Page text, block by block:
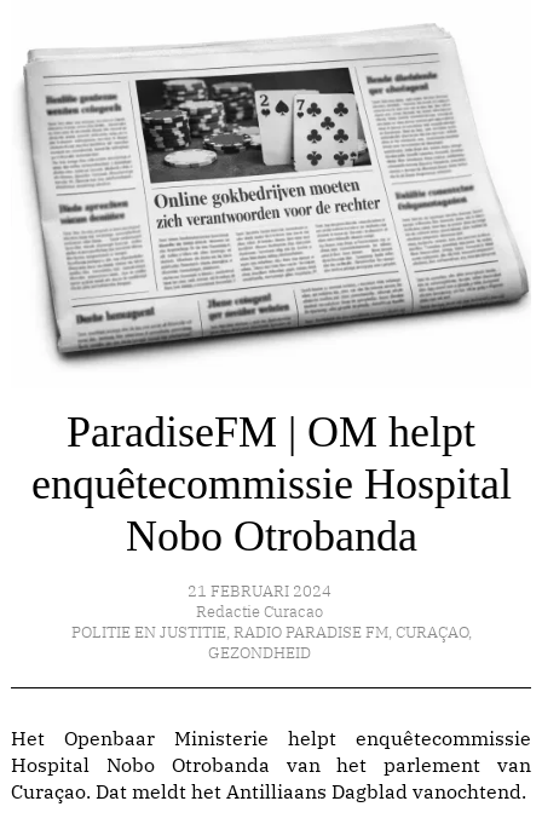
ParadiseFM | OM helpt
enquêtecommissie Hospital
Nobo Otrobanda
21 FEBRUARI 2024
Redactie Curacao
POLITIE EN JUSTITIE, RADIO PARADISE FM, CURAÇAO,
GEZONDHEID
Het Openbaar Ministerie helpt enquêtecommissie
Hospital Nobo Otrobanda van het parlement van
Curaçao. Dat meldt het Antilliaans Dagblad vanochtend.